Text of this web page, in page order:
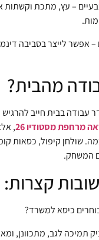
– עץ, מתכת וקשתות
– אפשר לייצר בסביבה
מהבית?
עבודה בבית חייב
מרחפת מסטודיו 26
,
שולחן קיפול, כסאות
המשחק.
קצרות:
כיסא למשרד?
תמיכה לגב, מתכוונן,